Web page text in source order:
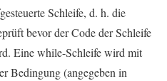
Schleife, d. h. die
bevor der Code der Schleife
Eine while-Schleife wird mit
Bedingung (angegeben in